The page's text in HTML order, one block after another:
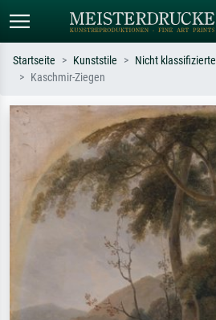
Suchen Sie nach Künstlern, Werktiteln
oder Stilen – z.B. Monet,
Sternennacht, Impressionismus, Welle
Hokusai, Akt.
Startseite Kunststile Nicht
Kaschmir-Ziegen